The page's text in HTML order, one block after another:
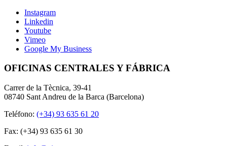
Instagram
Linkedin
Youtube
Vimeo
Google My Business
OFICINAS CENTRALES Y FÁBRICA
Carrer de la Tècnica, 39-41
08740 Sant Andreu de la Barca (Barcelona)
Teléfono: (+34) 93 635 61 20
Fax: (+34) 93 635 61 30